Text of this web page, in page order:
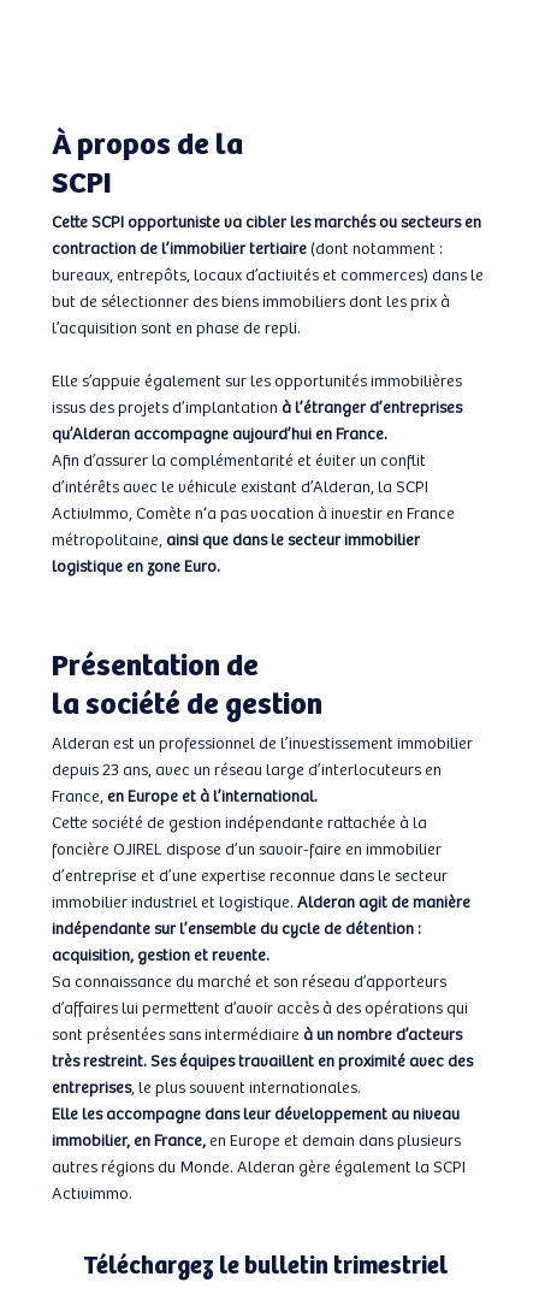
À propos de la
SCPI
Cette SCPI opportuniste va cibler les marchés ou secteurs en
contraction de l’immobilier tertiaire(dont notamment :
bureaux, entrepôts, locaux d’activités et commerces) dans le
but de sélectionner des biens immobiliers dont les prix à
l’acquisition sont en phase de repli.
Elle s’appuie également sur les opportunités immobilières
issus des projets d’implantationà l’étranger d’entreprises
qu’Alderan accompagne aujourd’hui en France.
Afin d’assurer la complémentarité et éviter un conflit
d’intérêts avec le véhicule existant d’Alderan, la SCPI
ActivImmo, Comète n‘a pas vocation à investir en France
métropolitaine,ainsi que dans le secteur immobilier
logistique en zone Euro.
Présentation de
la société de gestion
Alderan est un professionnel de l’investissement immobilier
depuis 23 ans, avec un réseau large d’interlocuteurs en
France,en Europe et à l’international.
Cette société de gestion indépendante rattachée à la
foncière OJIREL dispose d’un savoir-faire en immobilier
d’entreprise et d’une expertise reconnue dans le secteur
immobilier industriel et logistique.Alderan agit de manière
indépendante sur l’ensemble du cycle de détention :
acquisition, gestion et revente.
Sa connaissance du marché et son réseau d’apporteurs
d’affaires lui permettent d’avoir accès à des opérations qui
sont présentées sans intermédiaireà un nombre d’acteurs
très restreint. Ses équipes travaillent en proximité avec des
entreprises, le plus souvent internationales.
Elle les accompagne dans leur développement au niveau
immobilier, en France,en Europe et demain dans plusieurs
autres régions du Monde. Alderan gère également la SCPI
Activimmo.
Téléchargez le bulletin trimestriel